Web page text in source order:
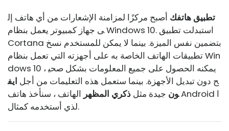
تطبيق هاتفك أصبح مركزًا لمزامنة الإشعارات من أي هاتف إل
ى جهاز كمبيوتر يعمل بنظام Windows 10. استبدلت تطبيق
Cortana بتضمين نفس الميزة. بينما لا يمكن للمستخدم نسخ
تطبيقات الهاتف الخاصة به على أجهزته التي تعمل بنظام Win
dows 10 ، يمكنه الحصول على جميع المعلومات بشكل صحي
ح دون تبديل الأجهزة. بينما ستعمل هذه التعليمات من أجل ايف
ون جيدة مثل ذكري المظهر الهاتف ، سنأخذ هاتف Android ا
لذي أستخدمه كمثال.